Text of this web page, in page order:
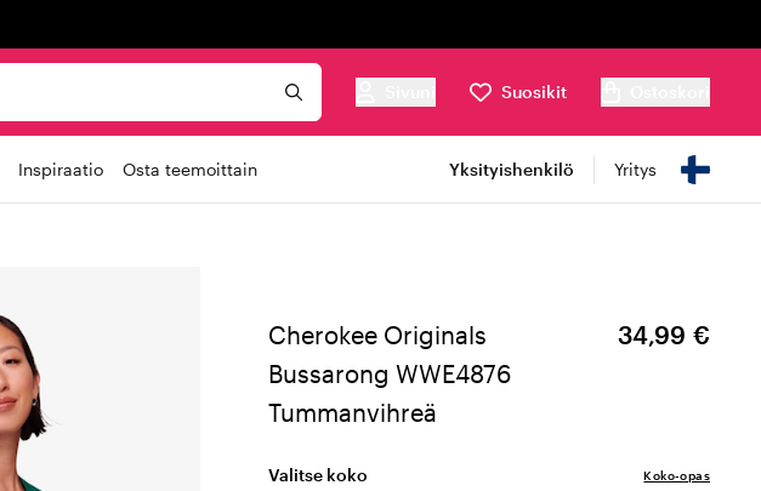
Suosikit
Inspiraatio Osta teemoittain Yksityishenkilö Yritys
Cherokee Originals
Bussarong WWE4876
Tummanvihreä
34,99 €
Valitse koko Koko-opas